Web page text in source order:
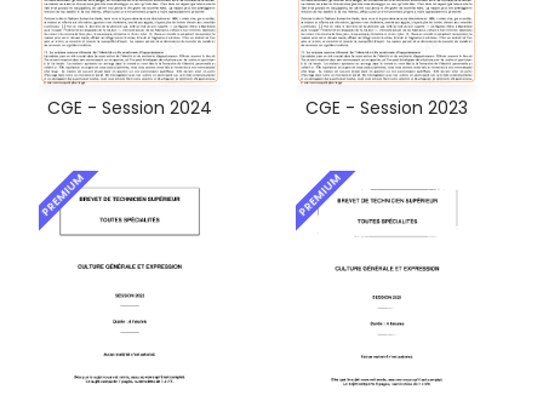
CGE - Session 2024 CGE - Session 2023
PREMIUM PREMIUM